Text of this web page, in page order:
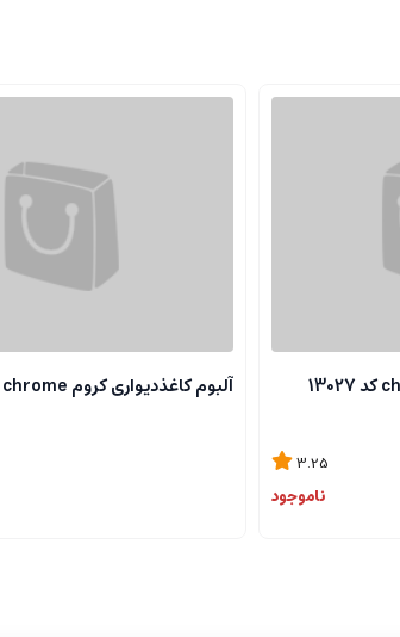
3.25
ناموجود
آلبوم کاغذدیواری کروم chrome کد 13118